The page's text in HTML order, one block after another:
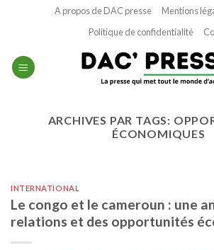
A propos de DAC presse Mentions
Politique de confidentialité
ARCHIVES PAR TAGS:
ÉCONOMIQUES
INTERNATIONAL
Le congo et le cameroun : une
relations et des opportunités